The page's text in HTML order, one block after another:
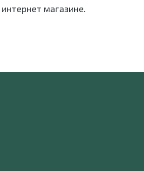
магазине.